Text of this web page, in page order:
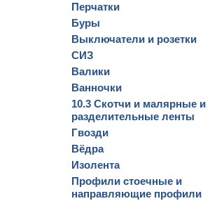
Перчатки
Буры
Выключатели и розетки
СИЗ
Валики
Ванночки
10.3 Скотчи и малярные и
разделительные ленты
Гвозди
Вёдра
Изолента
Профили стоечные и
направляющие профили